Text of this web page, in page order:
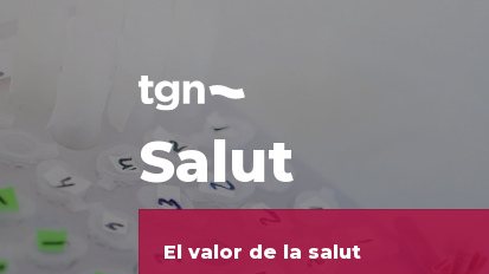
Salut
El valor de la salut